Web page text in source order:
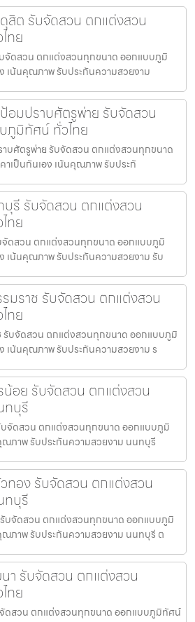
ต รับจัดสวน ตกแต่งสวน
ทย
ดสวน ตกแต่งสวนทุกขนาด ออกแบบภูมิ
เน้นคุณภาพ รับประกันความสวยงาม
มปราบศัตรูพ่าย รับจัดสวน
ภูมิทัศน์ ทั่วไทย
บศัตรูพ่าย รับจัดสวน ตกแต่งสวนทุกขนาด
เป็นกันเอง เน้นคุณภาพ รับประกั
รี รับจัดสวน ตกแต่งสวน
ทย
ดสวน ตกแต่งสวนทุกขนาด ออกแบบภูมิ
เน้นคุณภาพ รับประกันความสวยงาม รับ
มราช รับจัดสวน ตกแต่งสวน
ทย
รับจัดสวน ตกแต่งสวนทุกขนาด ออกแบบภูมิ
เน้นคุณภาพ รับประกันความสวยงาม ร
อย รับจัดสวน ตกแต่งสวน
บุรี
จัดสวน ตกแต่งสวนทุกขนาด ออกแบบภูมิ
ณภาพ รับประกันความสวยงาม นนทบุรี
ทอง รับจัดสวน ตกแต่งสวน
บุรี
บจัดสวน ตกแต่งสวนทุกขนาด ออกแบบภูมิ
ณภาพ รับประกันความสวยงาม นนทบุรี ต
รับจัดสวน ตกแต่งสวน
ทย
สวน ตกแต่งสวนทุกขนาด ออกแบบภูมิทัศน์